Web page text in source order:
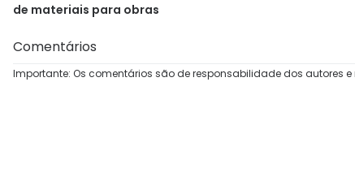
de materiais para obras
Comentários
Importante: Os comentários são de responsabilidade dos autores